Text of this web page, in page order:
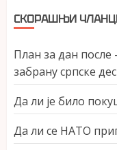
СКОРАШЊИ
План за дан
забрану српске
Да ли је било
Да ли се НАТО